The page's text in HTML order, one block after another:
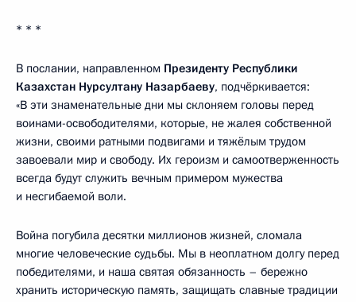
* * *
В послании, направленном Президенту Республики
Казахстан Нурсултану Назарбаеву, подчёркивается:
«В эти знаменательные дни мы склоняем головы перед
воинами-освободителями, которые, не жалея собственной
жизни, своими ратными подвигами и тяжёлым трудом
завоевали мир и свободу. Их героизм и самоотверженность
всегда будут служить вечным примером мужества
и несгибаемой воли.
Война погубила десятки миллионов жизней, сломала
многие человеческие судьбы. Мы в неоплатном долгу перед
победителями, и наша святая обязанность – бережно
хранить историческую память, защищать славные традиции